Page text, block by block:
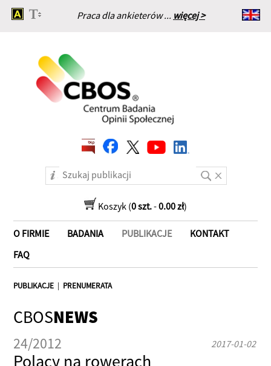
Praca dla ankieterów ... więcej >
Strona główna
Koszyk (0 szt.-0.00 zł)
O FIRMIE BADANIA PUBLIKACJE
KONTAKT
FAQ
PUBLIKACJE | PRENUMERATA
CBOSNEWS
24/2012 2017-01-02
Polacy na rowerach